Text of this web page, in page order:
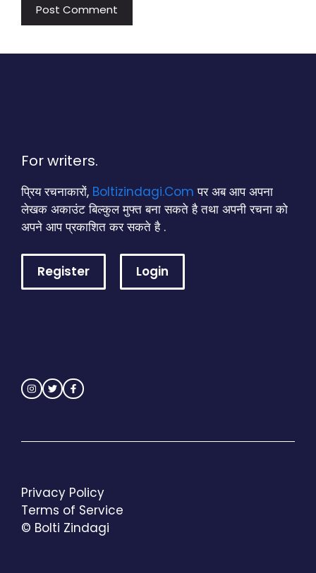
For writers.
प्रिय रचनाकारों, Boltizindagi.Com पर अब आप अपना
लेखक अकाउंट बिल्कुल मुफ्त बना सकते है तथा अपनी रचना को
अपने आप प्रकाशित कर सकते है .
Register Login
© Bolti Zindagi
Privacy Policy
Terms of Service